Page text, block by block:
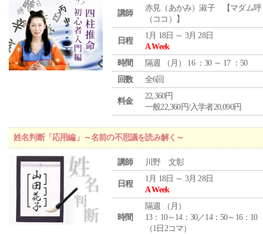
講師
赤見（あかみ）淑子 【マダム呼
（ココ）】
日程
1月 18日 ～ 3月 28日
A Week
時間
隔週 （ 月 ） 16 ：30 ～ 17 ：50
回数
全6回
料金
22,360円
一般22,360円/入学者20,090円
姓名判断「応用編」～名前の不思議を読み解く～
講師 川野 文彰
日程
1月 18日 ～ 3月 28日
A Week
時間
隔週 （ 月 ）
13：10～14：30／14：50～16：10
（1日2コマ）